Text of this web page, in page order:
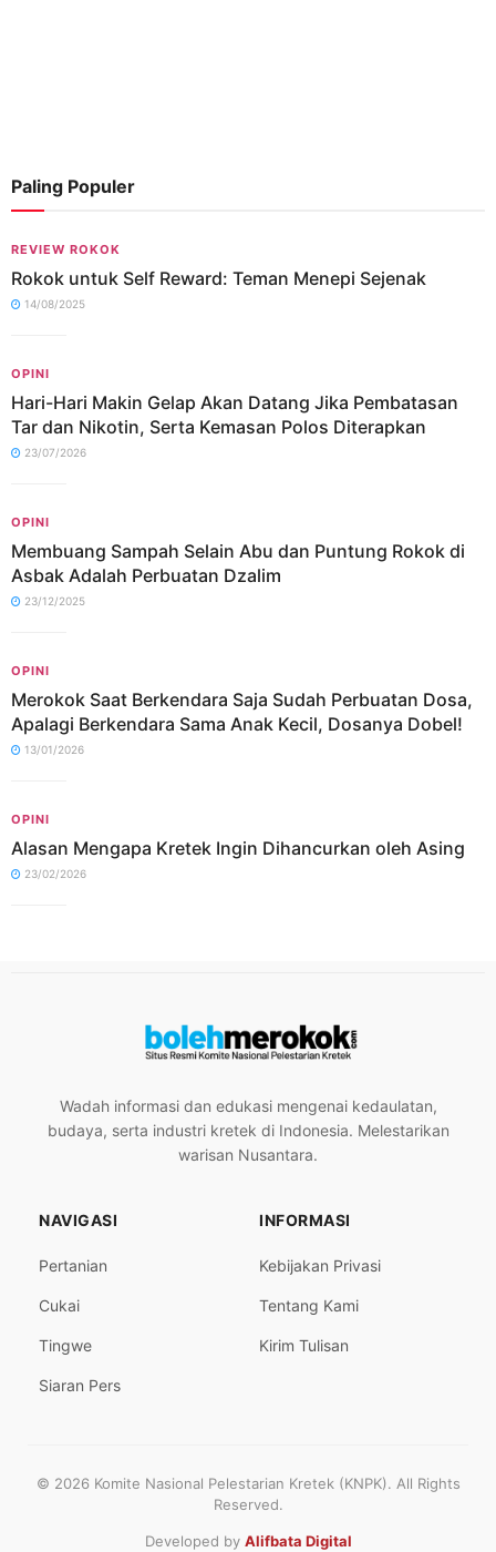
Paling Populer
REVIEW ROKOK
Rokok untuk Self Reward: Teman Menepi Sejenak
14/08/2025
OPINI
Hari-Hari Makin Gelap Akan Datang Jika Pembatasan
Tar dan Nikotin, Serta Kemasan Polos Diterapkan
23/07/2026
OPINI
Membuang Sampah Selain Abu dan Puntung Rokok di
Asbak Adalah Perbuatan Dzalim
23/12/2025
OPINI
Merokok Saat Berkendara Saja Sudah Perbuatan Dosa,
Apalagi Berkendara Sama Anak Kecil, Dosanya Dobel!
13/01/2026
OPINI
Alasan Mengapa Kretek Ingin Dihancurkan oleh Asing
23/02/2026
Wadah informasi dan edukasi mengenai kedaulatan,
budaya, serta industri kretek di Indonesia. Melestarikan
warisan Nusantara.
NAVIGASI
Pertanian
Cukai
Tingwe
Siaran Pers
INFORMASI
Kebijakan Privasi
Tentang Kami
Kirim Tulisan
© 2026 Komite Nasional Pelestarian Kretek (KNPK). All Rights
Reserved.
Developed by Alifbata Digital